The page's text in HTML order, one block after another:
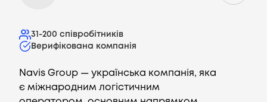
31-200 співробітників
Верифікована компанія
Navis Group — українська компанія, яка
є міжнародним логістичним